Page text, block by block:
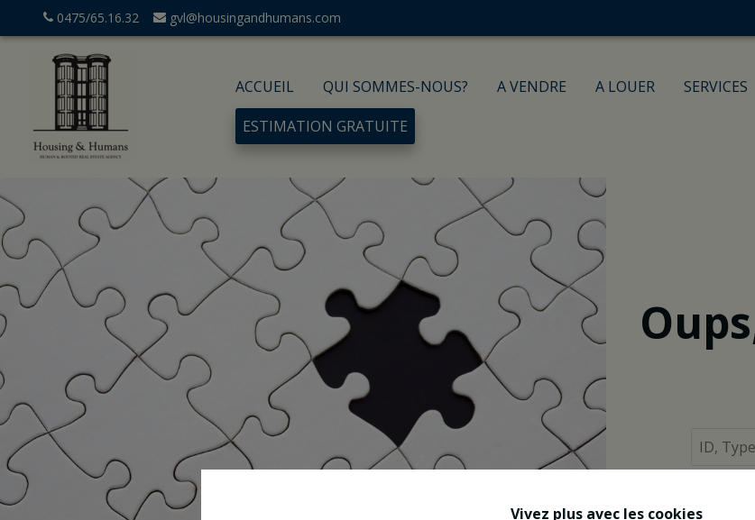
Vivez plus avec les cookies
0475/65.16.32 gvl@housingandhumans.com
ACCUEIL QUI SOMMES-NOUS? A VENDRE A LOUER SERVICES
ESTIMATION GRATUITE